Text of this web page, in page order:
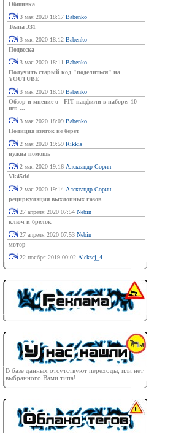
Обшивка
3 мая 2020 18:17 Babenko
Teana J31
3 мая 2020 18:12 Babenko
Подвеска
3 мая 2020 18:11 Babenko
Получить старый код "поделиться" на
YOUTUBE
3 мая 2020 18:10 Babenko
Обзор и мнение о - FIT надфили в наборе. 10
шт. ...
3 мая 2020 18:09 Babenko
Полиция взяток не берет
2 мая 2020 19:59 Rikkis
нужна помошь
2 мая 2020 19:16 Александр Сорин
Vk45dd
2 мая 2020 19:14 Александр Сорин
рециркуляция выхлопных газов
27 апреля 2020 07:54 Nebin
ключ и брелок
27 апреля 2020 07:53 Nebin
мотор
22 ноября 2019 00:02 Aleksej_4
В базе данных отсутствуют переходы, или нет
выбранного Вами типа!